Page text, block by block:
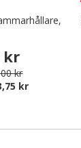
kr
kr
kr